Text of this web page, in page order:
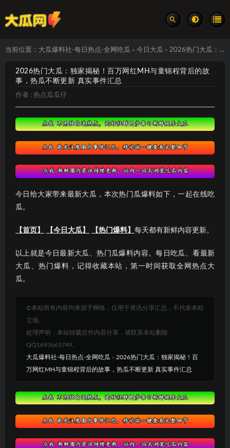
当前位置： 大瓜爆料社-每日热点-全网吃瓜 > 今日大瓜 > 2026热门大瓜：独家揭秘！百万网红MH与童锦程背后的故事，热瓜不断更新 真实事件汇总
2026热门大瓜：独家揭秘！百万网红MH与童锦程背后的故
事，热瓜不断更新 真实事件汇总
作者 : 热点瓜瓜仔
今日给大家带来最新大瓜，本次热门瓜爆料如下，一起在线吃
瓜。
【首页】 【今日大瓜】 【热门爆料】 每天都有新鲜内容更新。
以上就是今日最新大瓜、热门瓜爆料内容。每日吃瓜、看最新
大瓜、热门爆料，记得收藏本站，第一时间获取全网热点大
瓜。
©本站所有内容均来源于网络，仅用于资讯分享汇总，不代表本站
立场。
处理声明：本站转载仅作内容分享，请联系本站删除
QQ1693663749。
大瓜爆料社-每日热点-全网吃瓜 » 2026热门大瓜：独家揭秘！百
万网红MH与童锦程背后的故事，热瓜不断更新 真实事件汇总